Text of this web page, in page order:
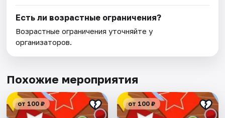
Есть ли возрастные ограничения?
Возрастные ограничения уточняйте у
организаторов.
Похожие мероприятия
от 100 ₽ от 100 ₽